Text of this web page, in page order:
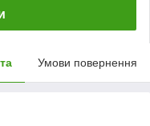
Умови повернення